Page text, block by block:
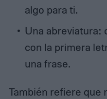
algo para ti.
Una abreviatura:
con la primera
una frase.
También refiere que